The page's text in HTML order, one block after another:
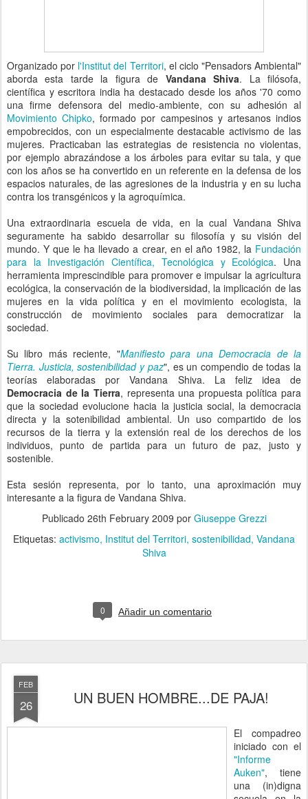
Organizado por l'Institut del Territori, el ciclo "Pensadors Ambiental"
aborda esta tarde la figura de Vandana Shiva. La filósofa,
científica y escritora india ha destacado desde los años '70 como
una firme defensora del medio-ambiente, con su adhesión al
Movimiento Chipko, formado por campesinos y artesanos indios
empobrecidos, con un especialmente destacable activismo de las
mujeres. Practicaban las estrategias de resistencia no violentas,
por ejemplo abrazándose a los árboles para evitar su tala, y que
con los años se ha convertido en un referente en la defensa de los
espacios naturales, de las agresiones de la industria y en su lucha
contra los transgénicos y la agroquímica.
Una extraordinaria escuela de vida, en la cual Vandana Shiva
seguramente ha sabido desarrollar su filosofía y su visión del
mundo. Y que le ha llevado a crear, en el año 1982, la Fundación
para la Investigación Científica, Tecnológica y Ecológica. Una
herramienta imprescindible para promover e impulsar la agricultura
ecológica, la conservación de la biodiversidad, la implicación de las
mujeres en la vida política y en el movimiento ecologista, la
construcción de movimiento sociales para democratizar la
sociedad.
Su libro más reciente, "Manifiesto para una Democracia de la
Tierra. Justicia, sostenibilidad y paz", es un compendio de todas la
teorías elaboradas por Vandana Shiva. La feliz idea de
Democracia de la Tierra, representa una propuesta política para
que la sociedad evolucione hacia la justicia social, la democracia
directa y la sotenibilidad ambiental. Un uso compartido de los
recursos de la tierra y la extensión real de los derechos de los
individuos, punto de partida para un futuro de paz, justo y
sostenible.
Esta sesión representa, por lo tanto, una aproximación muy
interesante a la figura de Vandana Shiva.
Publicado 26th February 2009 por Giuseppe Grezzi
Etiquetas: activismo Institut del Territori sostenibilidad Vandana
Shiva
0 Añadir un comentario
FEB
26 UN BUEN HOMBRE...DE PAJA!
El compadreo
iniciado con el
"Informe
Auken", tiene
una (in)digna